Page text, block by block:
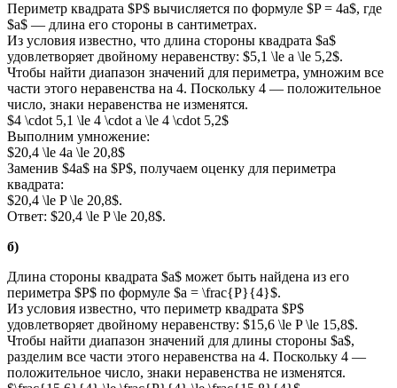
Периметр квадрата $P$ вычисляется по формуле $P = 4a$, где
$a$ — длина его стороны в сантиметрах.
Из условия известно, что длина стороны квадрата $a$
удовлетворяет двойному неравенству: $5,1 \le a \le 5,2$.
Чтобы найти диапазон значений для периметра, умножим все
части этого неравенства на 4. Поскольку 4 — положительное
число, знаки неравенства не изменятся.
$4 \cdot 5,1 \le 4 \cdot a \le 4 \cdot 5,2$
Выполним умножение:
$20,4 \le 4a \le 20,8$
Заменив $4a$ на $P$, получаем оценку для периметра
квадрата:
$20,4 \le P \le 20,8$.
Ответ: $20,4 \le P \le 20,8$.
б)
Длина стороны квадрата $a$ может быть найдена из его
периметра $P$ по формуле $a = \frac{P}{4}$.
Из условия известно, что периметр квадрата $P$
удовлетворяет двойному неравенству: $15,6 \le P \le 15,8$.
Чтобы найти диапазон значений для длины стороны $a$,
разделим все части этого неравенства на 4. Поскольку 4 —
положительное число, знаки неравенства не изменятся.